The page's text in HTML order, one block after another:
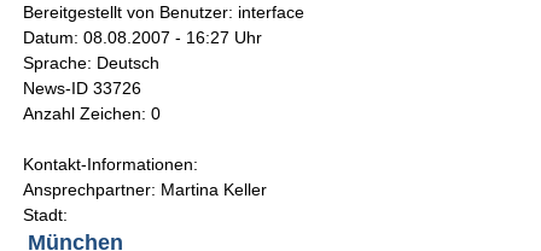
Bereitgestellt von Benutzer: interface
Datum: 08.08.2007 - 16:27 Uhr
Sprache: Deutsch
News-ID 33726
Anzahl Zeichen: 0
Kontakt-Informationen:
Ansprechpartner: Martina Keller
Stadt:
München